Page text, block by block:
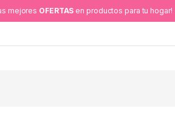
mejores OFERTAS en productos para tu hogar!